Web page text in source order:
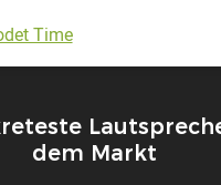
dem Markt